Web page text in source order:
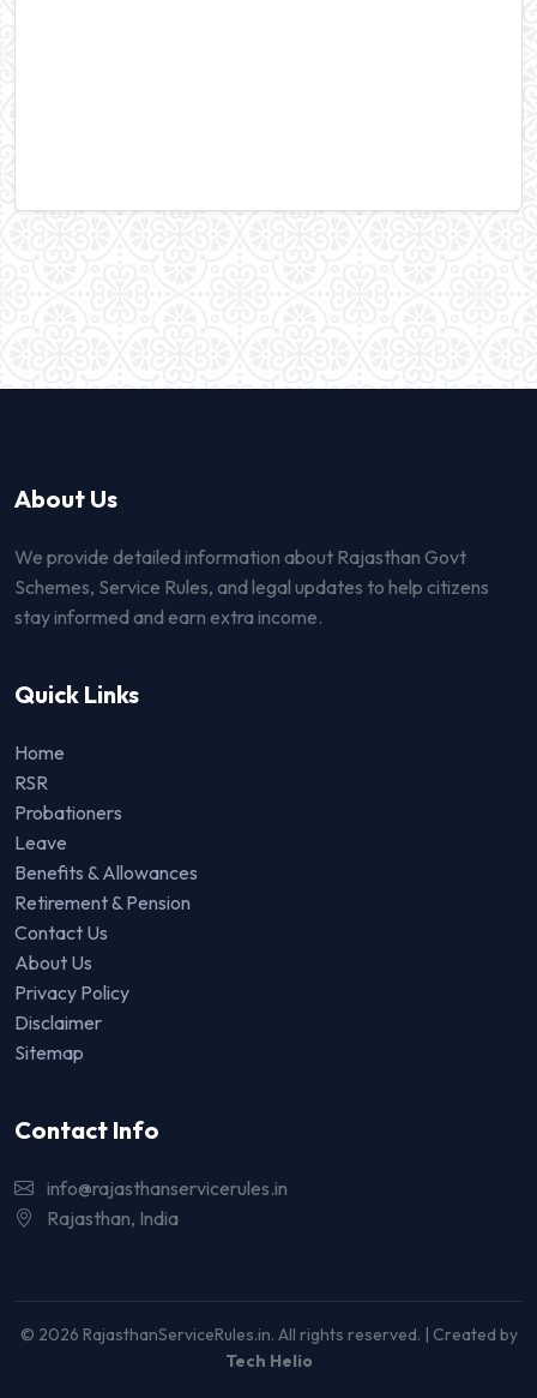
About Us
We provide detailed information about Rajasthan Govt
Schemes, Service Rules, and legal updates to help citizens
stay informed and earn extra income.
Quick Links
Home
RSR
Probationers
Leave
Benefits & Allowances
Retirement & Pension
Contact Us
About Us
Privacy Policy
Disclaimer
Sitemap
Contact Info
info@rajasthanservicerules.in
Rajasthan, India
© 2026 RajasthanServiceRules.in. All rights reserved. | Created by
Tech Helio